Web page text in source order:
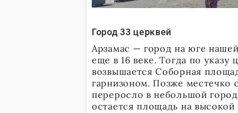
Город 33 церквей
Арзамас — город на юге
еще в 16 веке. Тогда по указу
возвышается Соборная
гарнизоном. Позже местечко
переросло в небольшой
остается площадь на высокой